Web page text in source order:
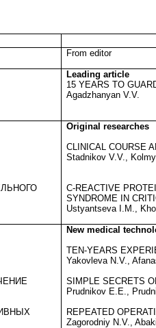
From editor
Leading article
15 YEARS TO
Agadzhanyan V.V.
Original researches
CLINICAL COURSE
Stadnikov V.V.,
C-REACTIVE
SYNDROME IN
Ustyantseva I.M.,
New medical
TEN-YEARS
Yakovleva N.V.,
SIMPLE SECRETS
Prudnikov E.E.,
REPEATED
Zagorodniy N.V.,